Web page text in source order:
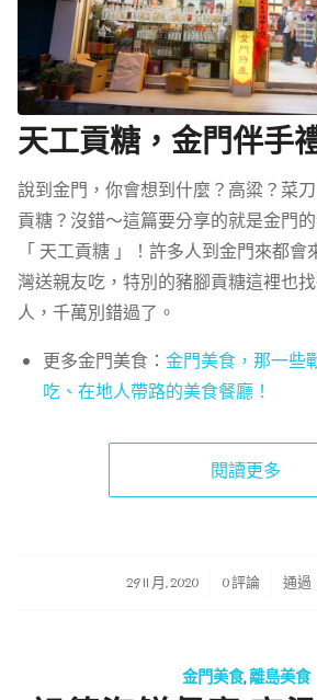
天工貢糖，金門伴手
說到金門，你會想到什麼？高粱？菜
貢糖？沒錯～這篇要分享的就是金門
「 天工貢糖 」！許多人到金門來都
灣送親友吃，特別的豬腳貢糖這裡也
人，千萬別錯過了。
更多金門美食： 金門美食，那一些
吃、在地人帶路的美食餐廳！
閱讀更多
29 11 月, 2020
/ 0 評論 通過
金門美食,離島美食